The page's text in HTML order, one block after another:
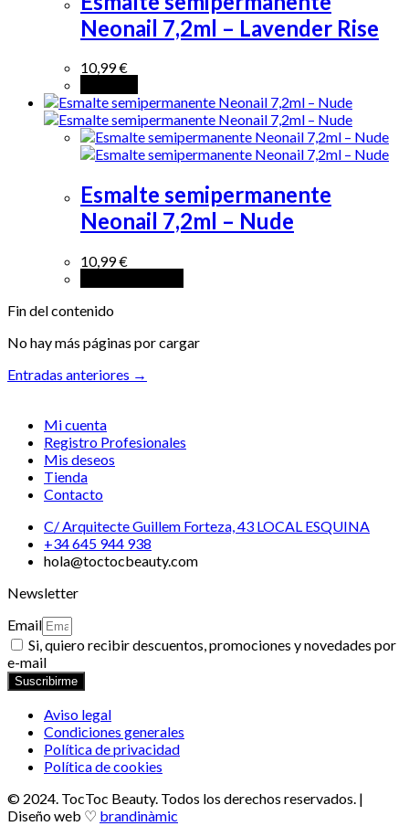
Neonail 7,2ml – Lavender Rise
10,99€
Esmalte semipermanente
Neonail 7,2ml – Nude
10,99€
Fin del contenido
No hay más páginas por cargar
Entradas anteriores →
Mi cuenta
Registro Profesionales
Mis deseos
Tienda
Contacto
C/ Arquitecte Guillem Forteza, 43 LOCAL ESQUINA
+34 645 944 938
hola@toctocbeauty.com
Newsletter
Email
Si, quiero recibir descuentos, promociones y novedades por
e-mail
Suscribirme
Aviso legal
Condiciones generales
Política de privacidad
Política de cookies
© 2024. TocToc Beauty. Todos los derechos reservados. |
Diseño web ♡ brandinàmic